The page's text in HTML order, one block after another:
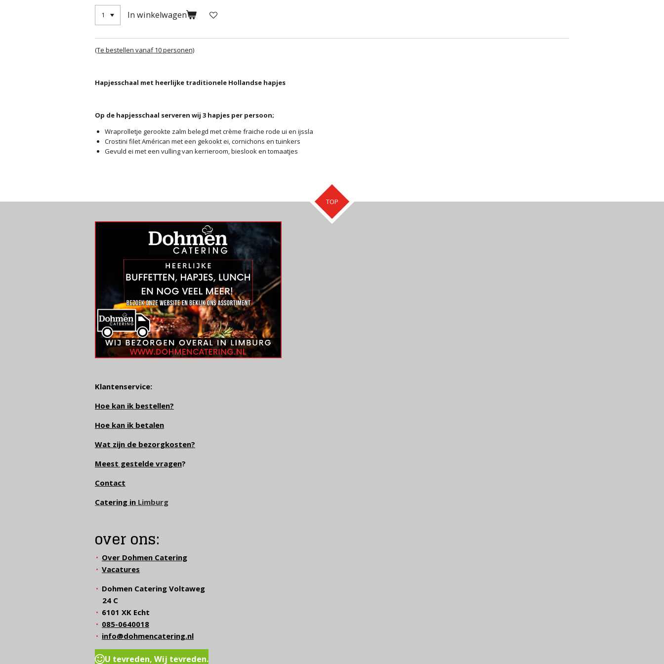
In winkelwagen
(Te bestellen vanaf 10 personen)
Hapjesschaal met heerlijke traditionele Hollandse hapjes
Op de hapjesschaal serveren wij 3 hapjes per persoon;
Wraprolletje gerookte zalm belegd met crème fraiche rode ui en ijssla
Crostini filet Américan met een gekookt ei, cornichons en tuinkers
Gevuld ei met een vulling van kerrieroom, bieslook en tomaatjes
TOP
Klantenservice:
Hoe kan ik bestellen?
Hoe kan ik betalen
Wat zijn de bezorgkosten?
Meest gestelde vragen?
Contact
Catering in Limburg
over ons:
Over Dohmen Catering
Vacatures
Dohmen Catering Voltaweg
24 C
6101 XK Echt
085-0640018
info@dohmencatering.nl
U tevreden, Wij tevreden.